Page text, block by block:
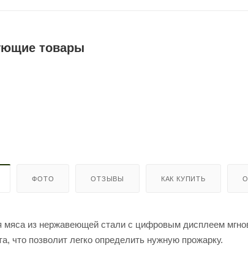
товары
ФОТО ОТЗЫВЫ КАК КУПИТЬ
мяса из нержавеющей стали с цифровым дисплеем
что позволит легко определить нужную прожарку.